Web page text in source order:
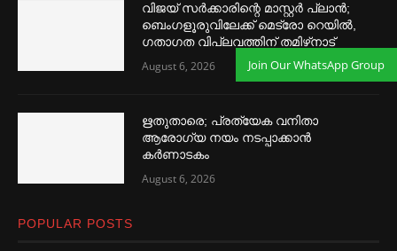
വിജയ് സര്‍ക്കാരിന്റെ മാസ്റ്റര്‍ പ്ലാന്‍;
ബെംഗളൂരുവിലേക്ക് മെട്രോ റെയില്‍,
ഗതാഗത വിപ്ലവത്തിന് തമിഴ്‌നാട്
August 6, 2026
ഋതുതാരെ; പ്രത്യേക വനിതാ
ആരോഗ്യ നയം നടപ്പാക്കാൻ
കര്‍ണാടകം
August 6, 2026
POPULAR POSTS
Join Our WhatsApp Group